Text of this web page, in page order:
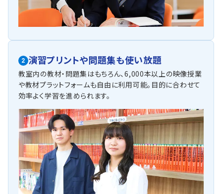
2 演習プリントや問題集も使い放題
教室内の教材・問題集はもちろん、6,000本以上の映像授業
や教材プラットフォームも自由に利用可能。目的に合わせて
効率よく学習を進められます。